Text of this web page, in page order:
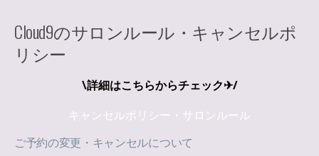
Cloud9のサロンルール・キャンセルポ
リシー
\詳細はこちらからチェック✈︎/
キャンセルポリシー・サロンルール
ご予約の変更・キャンセルについて